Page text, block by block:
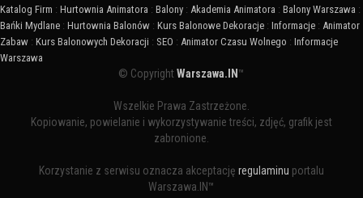
Katalog Firm : Hurtownia Animatora : Balony : Akademia Animatora : Balony Warszawa :
Bańki Mydlane : Hurtownia Balonów : Kurs Balonowe Dekoracje : Informacje : Animator
Zabaw : Kurs Balonowych Dekoracji : SEO : Animator Czasu Wolnego : Informacje
Warszawa
© CopyrightWarszawa.IN ™
Wszelkie Prawa Zastrzeżone.
Kopiowanie, powielanie i wykorzystywanie treści, zdjęć, grafik jest
zabronione.
Korzystanie z serwisu oznacza akceptację regulaminu portalu
Warszawa.IN™